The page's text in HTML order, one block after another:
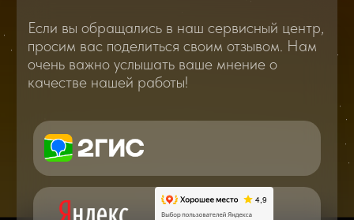
Блог статей - важное,
полезное, новое
В нашем блоге статей мы расскажем
Вам о самом важном, полезном и новом
в мире смартфонов и не только